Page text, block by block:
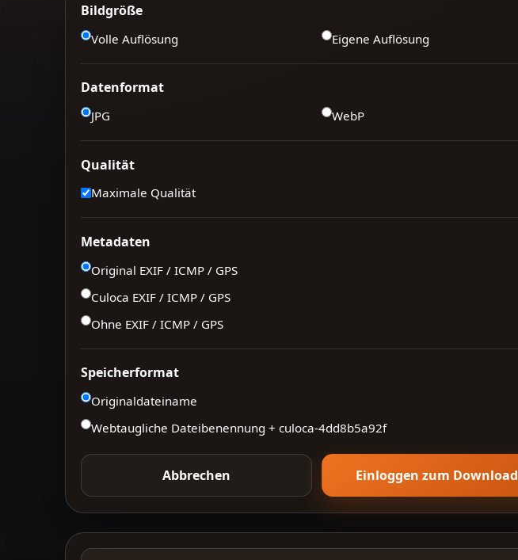
Bildgröße
Volle Auflösung Eigene Auflösung
Datenformat
JPG WebP
Qualität
Maximale Qualität
Metadaten
Original EXIF / ICMP / GPS
Culoca EXIF / ICMP / GPS
Ohne EXIF / ICMP / GPS
Speicherformat
Originaldateiname
Webtaugliche Dateibenennung + culoca-4dd8b5a92f
Abbrechen Einloggen zum Download